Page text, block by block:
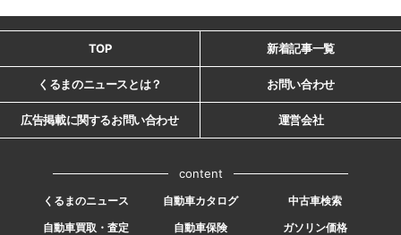
TOP 新着記事一覧
くるまのニュースとは？ お問い合わせ
広告掲載に関するお問い合わせ 運営会社
content
くるまのニュース 自動車カタログ
中古車検索
自動車買取・査定
自動車保険 ガソリン価格